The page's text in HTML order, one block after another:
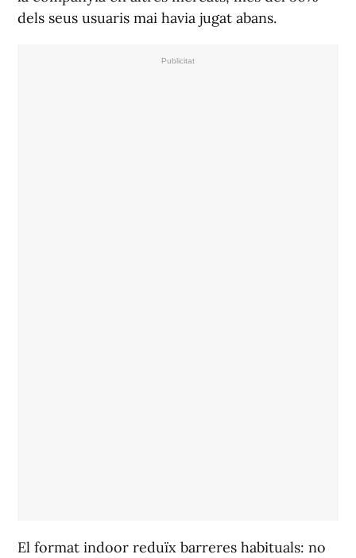
dels seus usuaris mai havia jugat abans.
El format indoor reduïx barreres habituals: no